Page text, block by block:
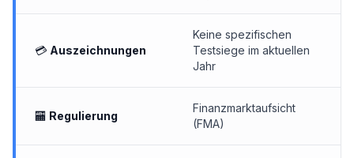
💳 Auszeichnungen
Keine spezifischen
Testsiege im aktuellen
Jahr
🏧 Regulierung
Finanzmarktaufsicht
(FMA)